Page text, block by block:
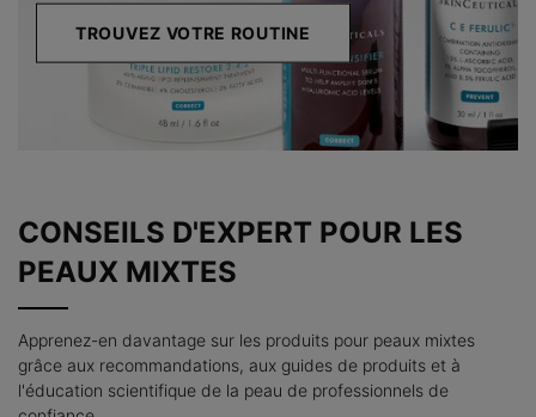
TROUVEZ VOTRE ROUTINE
CONSEILS D'EXPERT POUR LES
PEAUX MIXTES
Apprenez-en davantage sur les produits pour peaux mixtes
grâce aux recommandations, aux guides de produits et à
l'éducation scientifique de la peau de professionnels de